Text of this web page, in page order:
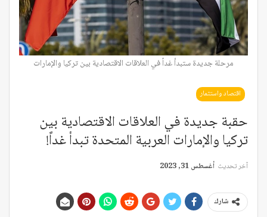
مرحلة جديدة ستبدأ غداً في العلاقات الاقتصادية بين تركيا والإمارات
اقتصاد واستثمار
حقبة جديدة في العلاقات الاقتصادية بين
تركيا والإمارات العربية المتحدة تبدأ غداً!
آخر تحديث أغسطس 31, 2023
شارك